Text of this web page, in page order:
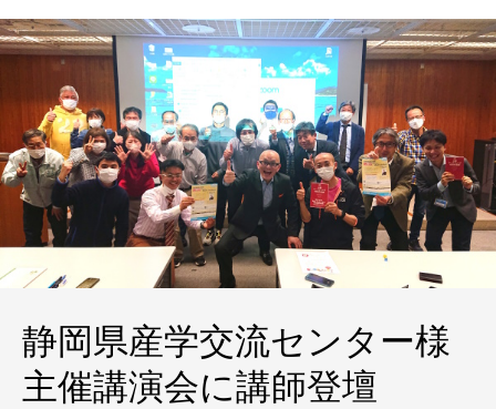
静岡県産学交流センター様
主催講演会に講師登壇